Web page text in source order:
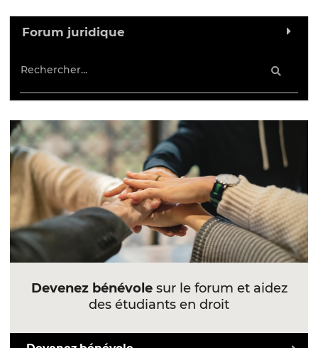
Forum juridique
Devenez bénévolesur le forum et aidez
des étudiants en droit